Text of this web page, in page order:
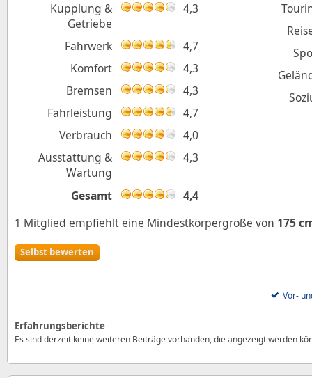
Kupplung &
Getriebe
4,3
Fahrwerk
4,7
Komfort
4,3
Bremsen
4,3
Fahrleistung
4,7
Verbrauch
4,0
Ausstattung &
Wartung
4,3
Gesamt 4,4
1 Mitglied empfiehlt eine Mindestkörpergröße von 175
Selbst bewerten
Vor-
Erfahrungsberichte
Es sind derzeit keine weiteren Beiträge vorhanden, die angezeigt werden